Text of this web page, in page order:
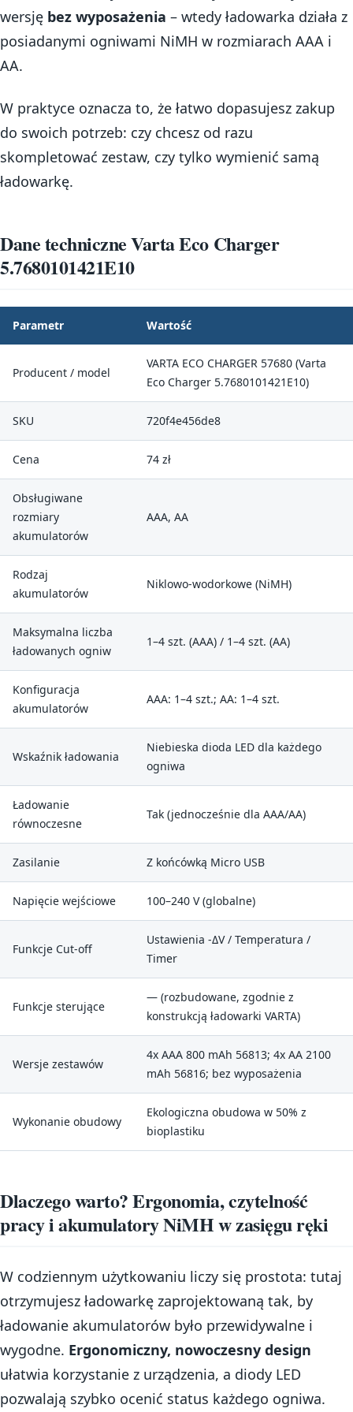
wersję bez wyposażenia – wtedy ładowarka działa z
posiadanymi ogniwami NiMH w rozmiarach AAA i
AA.
W praktyce oznacza to, że łatwo dopasujesz zakup
do swoich potrzeb: czy chcesz od razu
skompletować zestaw, czy tylko wymienić samą
ładowarkę.
Dane techniczne Varta Eco Charger
5.7680101421E10
Parametr Wartość
Producent / model
VARTA ECO CHARGER 57680 (Varta
Eco Charger 5.7680101421E10)
SKU 720f4e456de8
Cena 74 zł
Obsługiwane
rozmiary
akumulatorów
AAA, AA
Rodzaj
akumulatorów
Niklowo-wodorkowe (NiMH)
Maksymalna liczba
ładowanych ogniw
1–4 szt. (AAA) / 1–4 szt. (AA)
Konfiguracja
akumulatorów
AAA: 1–4 szt.; AA: 1–4 szt.
Wskaźnik ładowania
Niebieska dioda LED dla każdego
ogniwa
Ładowanie
równoczesne
Tak (jednocześnie dla AAA/AA)
Zasilanie Z końcówką Micro USB
Napięcie wejściowe 100–240 V (globalne)
Funkcje Cut-off
Ustawienia -ΔV / Temperatura /
Timer
Funkcje sterujące
— (rozbudowane, zgodnie z
konstrukcją ładowarki VARTA)
Wersje zestawów
4x AAA 800 mAh 56813; 4x AA 2100
mAh 56816; bez wyposażenia
Wykonanie obudowy
Ekologiczna obudowa w 50% z
bioplastiku
Dlaczego warto? Ergonomia, czytelność
pracy i akumulatory NiMH w zasięgu ręki
W codziennym użytkowaniu liczy się prostota: tutaj
otrzymujesz ładowarkę zaprojektowaną tak, by
ładowanie akumulatorów było przewidywalne i
wygodne. Ergonomiczny, nowoczesny design
ułatwia korzystanie z urządzenia, a diody LED
pozwalają szybko ocenić status każdego ogniwa.